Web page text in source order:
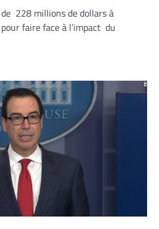
228 millions de dollars à
faire face à l’impact du